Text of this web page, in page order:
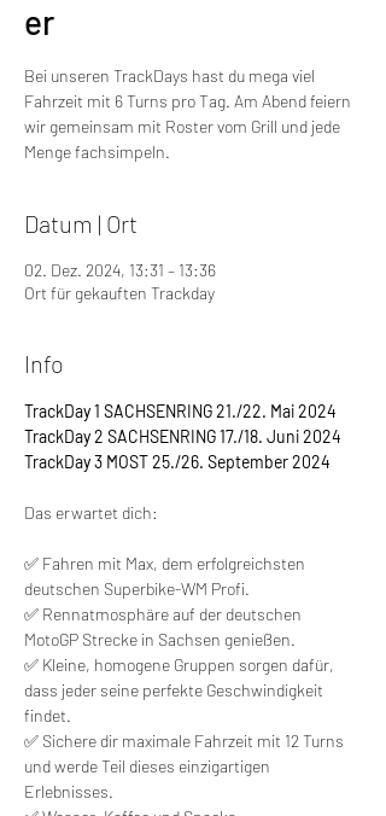
er
Bei unseren TrackDays hast du mega viel
Fahrzeit mit 6 Turns pro Tag. Am Abend feiern
wir gemeinsam mit Roster vom Grill und jede
Menge fachsimpeln.
Datum | Ort
02. Dez. 2024, 13:31 – 13:36
Ort für gekauften Trackday
Info
TrackDay 1 SACHSENRING 21./22. Mai 2024
TrackDay 2 SACHSENRING 17./18. Juni 2024
TrackDay 3 MOST 25./26. September 2024
Das erwartet dich:
✅ Fahren mit Max, dem erfolgreichsten
deutschen Superbike-WM Profi.
✅ Rennatmosphäre auf der deutschen
MotoGP Strecke in Sachsen genießen.
✅ Kleine, homogene Gruppen sorgen dafür,
dass jeder seine perfekte Geschwindigkeit
findet.
✅ Sichere dir maximale Fahrzeit mit 12 Turns
und werde Teil dieses einzigartigen
Erlebnisses.